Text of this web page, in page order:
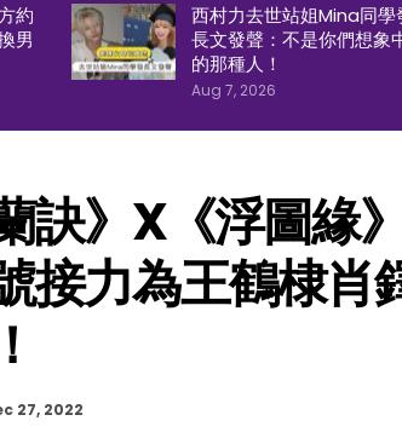
約
男
西村力去世站姐Mina同學
長文發聲：不是你們想象
的那種人！
Aug 7, 2026
訣》x《浮圖緣
接力為王鶴棣
27, 2022